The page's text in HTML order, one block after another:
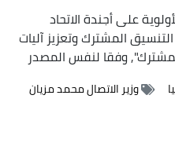
على أجندة الاتحاد
المشترك وتعزيز آليات
وفقا لنفس المصدر
وزير الاتصال محمد مزيان